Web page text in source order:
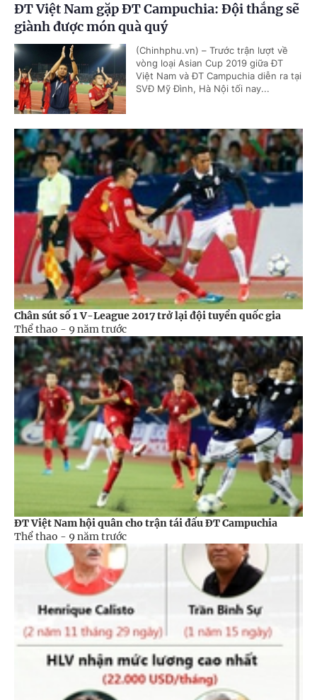
ĐT Việt Nam gặp ĐT Campuchia: Đội thắng sẽ
giành được món quà quý
(Chinhphu.vn) – Trước trận lượt về
vòng loại Asian Cup 2019 giữa ĐT
Việt Nam và ĐT Campuchia diễn ra tại
SVĐ Mỹ Đình, Hà Nội tối nay...
Chân sút số 1 V-League 2017 trở lại đội tuyển quốc gia
Thể thao - 9 năm trước
ĐT Việt Nam hội quân cho trận tái đấu ĐT Campuchia
Thể thao - 9 năm trước